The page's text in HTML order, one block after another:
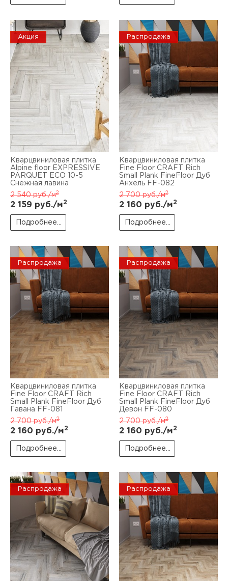
Акция
Кварцвиниловая плитка
Alpine floor EXPRESSIVE
PARQUET ЕСО 10-5
Снежная лавина
2 540руб./м2
2 159 руб./м2
Подробнее...
Распродажа
Кварцвиниловая плитка
Fine Floor CRAFT Rich
Small Plank FineFloor Дуб
Анхель FF-082
2 700руб./м2
2 160 руб./м2
Подробнее...
Распродажа
Кварцвиниловая плитка
Fine Floor CRAFT Rich
Small Plank FineFloor Дуб
Гавана FF-081
2 700руб./м2
2 160 руб./м2
Подробнее...
Распродажа
Кварцвиниловая плитка
Fine Floor CRAFT Rich
Small Plank FineFloor Дуб
Девон FF-080
2 700руб./м2
2 160 руб./м2
Подробнее...
Распродажа Распродажа